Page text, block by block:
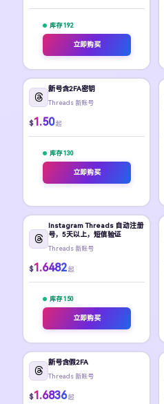
库存 192
立即购买
新号含2FA密钥
Threads 新账号
$1.50 起
库存 130
立即购买
Instagram Threads 自动注册
号，5天以上，短信验证
Threads 新账号
$1.6482 起
库存 150
立即购买
新号含假2FA
Threads 新账号
$1.6836 起